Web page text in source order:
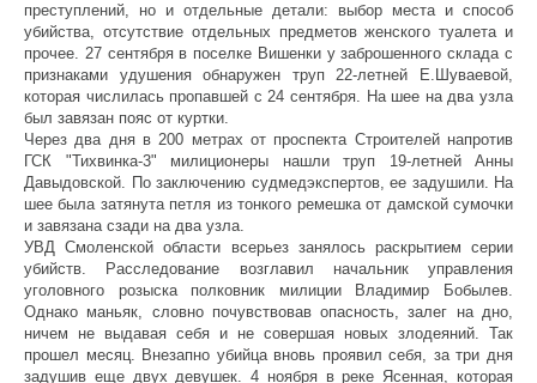
преступлений, но и отдельные детали: выбор места и способ
убийства, отсутствие отдельных предметов женского туалета и
прочее. 27 сентября в поселке Вишенки у заброшенного склада с
признаками удушения обнаружен труп 22-летней Е.Шуваевой,
которая числилась пропавшей с 24 сентября. На шее на два узла
был завязан пояс от куртки.
Через два дня в 200 метрах от проспекта Строителей напротив
ГСК "Тихвинка-3" милиционеры нашли труп 19-летней Анны
Давыдовской. По заключению судмедэкспертов, ее задушили. На
шее была затянута петля из тонкого ремешка от дамской сумочки
и завязана сзади на два узла.
УВД Смоленской области всерьез занялось раскрытием серии
убийств. Расследование возглавил начальник управления
уголовного розыска полковник милиции Владимир Бобылев.
Однако маньяк, словно почувствовав опасность, залег на дно,
ничем не выдавая себя и не совершая новых злодеяний. Так
прошел месяц. Внезапно убийца вновь проявил себя, за три дня
задушив еще двух девушек. 4 ноября в реке Ясенная, которая